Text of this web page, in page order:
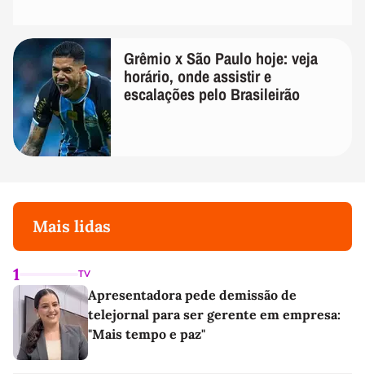
Grêmio x São Paulo hoje: veja
horário, onde assistir e
escalações pelo Brasileirão
Mais lidas
1 TV
Apresentadora pede demissão de
telejornal para ser gerente em empresa:
"Mais tempo e paz"